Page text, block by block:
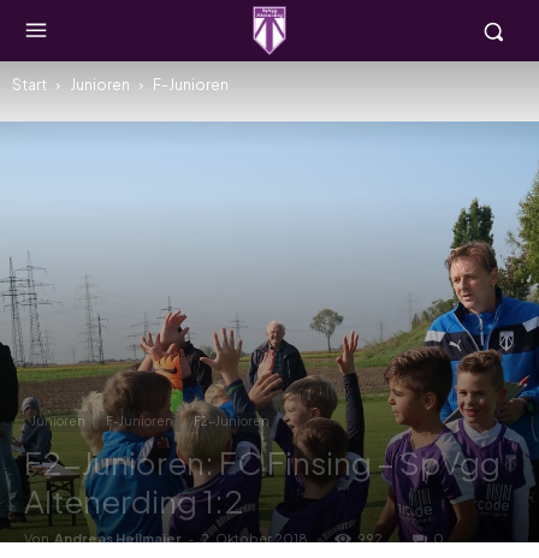
Start Junioren F-Junioren
Junioren F-Junioren F2-Junioren
F2-Junioren: FC Finsing – SpVgg
Altenerding 1:2
Von Andreas Heilmaier - 2. Oktober 2018 992 0